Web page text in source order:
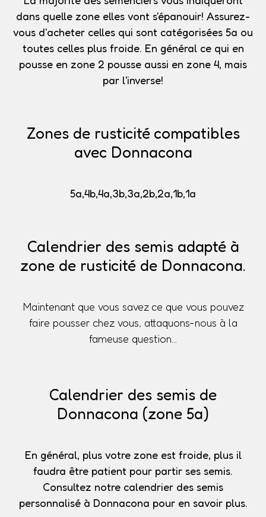
dans quelle zone elles vont s'épanouir! Assurez-
vous d'acheter celles qui sont catégorisées 5a ou
toutes celles plus froide. En général ce qui en
pousse en zone 2 pousse aussi en zone 4, mais
par l'inverse!
Zones de rusticité compatibles
avec Donnacona
5a,4b,4a,3b,3a,2b,2a,1b,1a
Calendrier des semis adapté à
zone de rusticité de Donnacona.
Maintenant que vous savez ce que vous pouvez
faire pousser chez vous, attaquons-nous à la
fameuse question...
Calendrier des semis de
Donnacona (zone 5a)
En général, plus votre zone est froide, plus il
faudra être patient pour partir ses semis.
Consultez notre calendrier des semis
personnalisé à Donnacona pour en savoir plus.